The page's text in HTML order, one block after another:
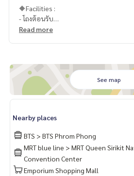
🔶Facilities :
- โถงต้อนรับ
- ห้องออกกำลังกาย
- ห้องประชุม และห้องสันทนาการ
- ระบบควบคุมด้วยบัตรอัตโนมัติ (กุญแจ
📍สถานที่ใกล้เคียง :
- ตลาดสดซอย 22 : 120 ม.
- Emporium : 650 ม.
- EmQuartier : 700 ม.
- Miracle Mall : 1.0 กม.
🥰 Contact
Read more
See map
Nearby places
BTS > BTS Phrom Phong
MRT blue line > MRT Queen Sirikit
Convention Center
Emporium Shopping Mall